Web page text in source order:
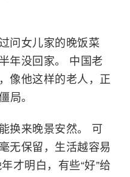
问女儿家的晚饭菜
年没回家。 中国老
像他这样的老人，正
局。
换来晚景安然。 可
无保留，生活越容易
才明白，有些“好”给